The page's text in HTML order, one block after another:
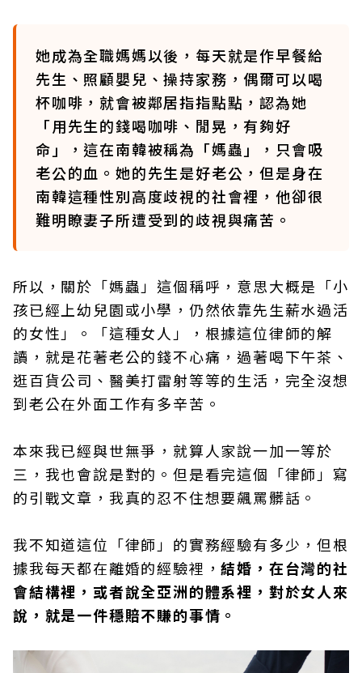
她成為全職媽媽以後，每天就是作早餐給
先生、照顧嬰兒、操持家務，偶爾可以喝
杯咖啡，就會被鄰居指指點點，認為她
「用先生的錢喝咖啡、閒晃，有夠好
命」，這在南韓被稱為「媽蟲」，只會吸
老公的血。她的先生是好老公，但是身在
南韓這種性別高度歧視的社會裡，他卻很
難明瞭妻子所遭受到的歧視與痛苦。
所以，關於「媽蟲」這個稱呼，意思大概是「小
孩已經上幼兒園或小學，仍然依靠先生薪水過活
的女性」。「這種女人」，根據這位律師的解
讀，就是花著老公的錢不心痛，過著喝下午茶、
逛百貨公司、醫美打雷射等等的生活，完全沒想
到老公在外面工作有多辛苦。
本來我已經與世無爭，就算人家說一加一等於
三，我也會說是對的。但是看完這個「律師」寫
的引戰文章，我真的忍不住想要飆罵髒話。
我不知道這位「律師」的實務經驗有多少，但根
據我每天都在離婚的經驗裡，結婚，在台灣的社
會結構裡，或者說全亞洲的體系裡，對於女人來
說，就是一件穩賠不賺的事情。